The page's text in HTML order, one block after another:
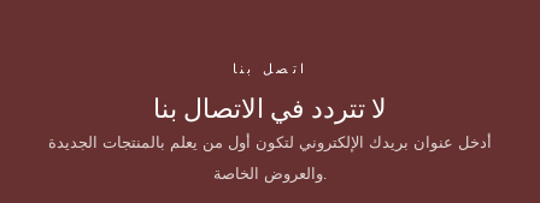
اتصل بنا
لا تتردد في الاتصال بنا
أدخل عنوان بريدك الإلكتروني لتكون أول من يعلم بالمنتجات الجديدة